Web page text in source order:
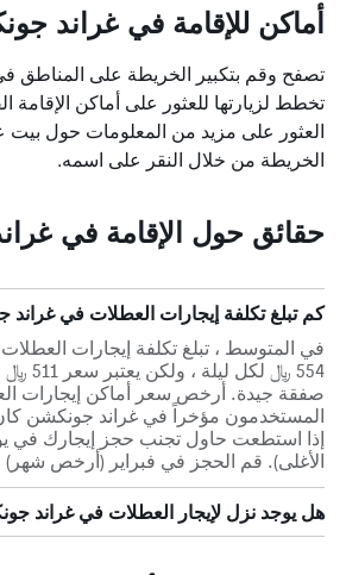
أماكن للإقامة في غراند
تصفح وقم بتكبير الخريطة على المناطق
تخطط لزيارتها للعثور على أماكن الإقامة
العثور على مزيد من المعلومات حول
الخريطة من خلال النقر على اسمه.
حقائق حول الإقامة في
كم تبلغ تكلفة إيجارات العطلات في
في المتوسط ، تبلغ تكلفة إيجارات
554 ﷼
صفقة جيدة. أرخص سعر أماكن إيجارات
إذا استطعت حاول تجنب حجز إيجارك في
الأغلى). قم الحجز في فبراير (أرخص شهر)
هل يوجد نزل لإيجار العطلات في غراند